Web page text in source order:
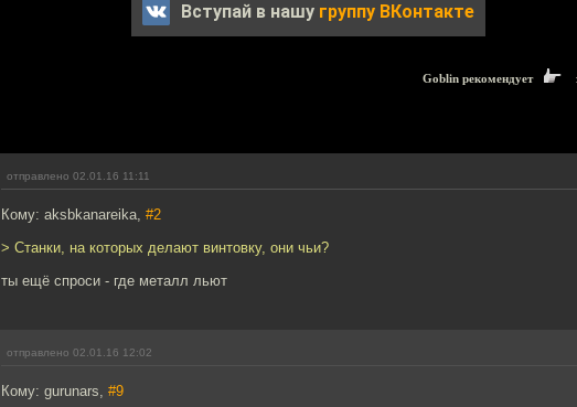
Вступай в нашу группу ВКонтакте
Goblin рекомендует
отправлено 02.01.16 11:11
Кому: aksbkanareika, #2
> Станки, на которых делают винтовку, они чьи?
ты ещё спроси - где металл льют
отправлено 02.01.16 12:02
Кому: gurunars, #9